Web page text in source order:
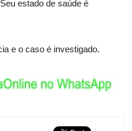
estado de saúde é
e o caso é investigado.